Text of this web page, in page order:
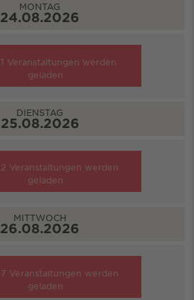
MONTAG
24.08.2026
1 Veranstaltungen werden
geladen
DIENSTAG
25.08.2026
2 Veranstaltungen werden
geladen
MITTWOCH
26.08.2026
7 Veranstaltungen werden
geladen